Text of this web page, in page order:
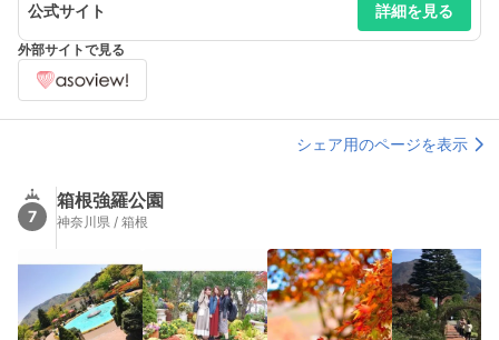
公式サイト 詳細を見る
外部サイトで見る
シェア用のページを表示
7
箱根強羅公園
神奈川県 / 箱根